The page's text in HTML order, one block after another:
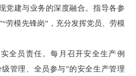
党建与业务的深度融合。指导各参
劳模先锋岗”，充分发挥党员、劳模
全员责任。每月召开安全生产例
管理、全员参与”的安全生产管理